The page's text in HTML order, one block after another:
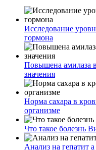
Исследование
гормона
Повышена амилаза
значения
Норма сахара в
организме
Что такое болезнь
Анализ на гепатит